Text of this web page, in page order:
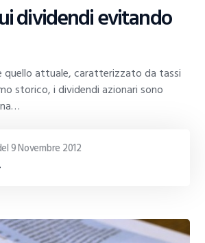
dividendi evitando
quello attuale, caratterizzato da tassi
storico, i dividendi azionari sono
9 Novembre 2012